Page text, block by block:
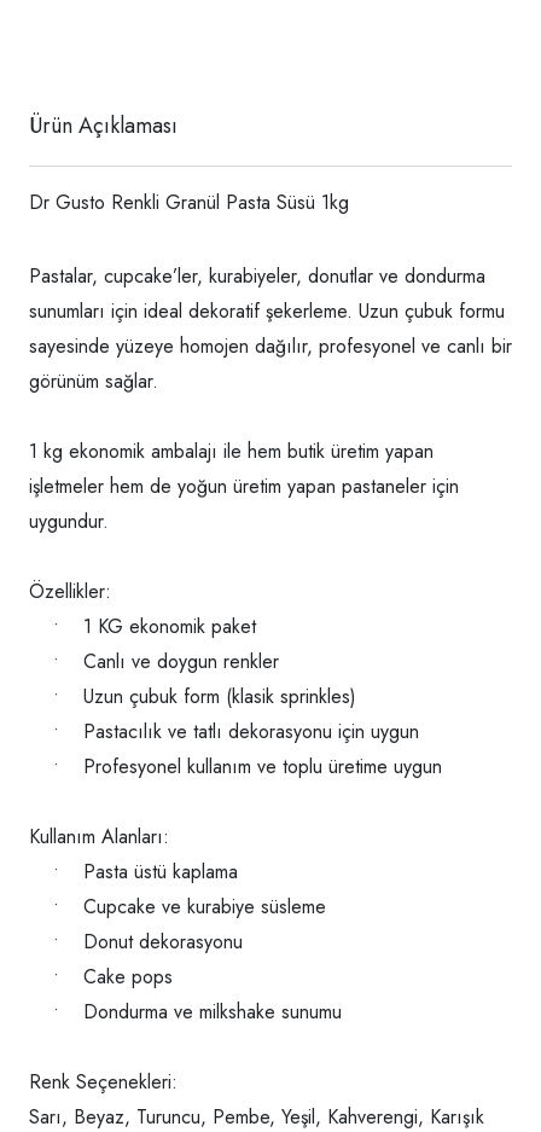
Ürün Açıklaması
Dr Gusto Renkli Granül Pasta Süsü 1kg
Pastalar, cupcake’ler, kurabiyeler, donutlar ve dondurma
sunumları için ideal dekoratif şekerleme. Uzun çubuk formu
sayesinde yüzeye homojen dağılır, profesyonel ve canlı bir
görünüm sağlar.
1 kg ekonomik ambalajı ile hem butik üretim yapan
işletmeler hem de yoğun üretim yapan pastaneler için
uygundur.
Özellikler:
• 1 KG ekonomik paket
• Canlı ve doygun renkler
• Uzun çubuk form (klasik sprinkles)
• Pastacılık ve tatlı dekorasyonu için uygun
• Profesyonel kullanım ve toplu üretime uygun
Kullanım Alanları:
• Pasta üstü kaplama
• Cupcake ve kurabiye süsleme
• Donut dekorasyonu
• Cake pops
• Dondurma ve milkshake sunumu
Renk Seçenekleri:
Sarı, Beyaz, Turuncu, Pembe, Yeşil, Kahverengi, Karışık